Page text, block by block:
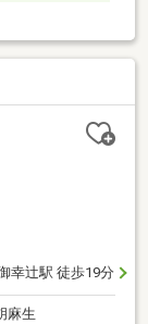
幸辻駅 徒歩19分
麻生